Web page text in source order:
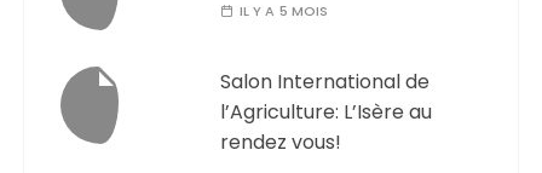
IL Y A 5 MOIS
Salon International de
l’Agriculture: L’Isère au
rendez vous!